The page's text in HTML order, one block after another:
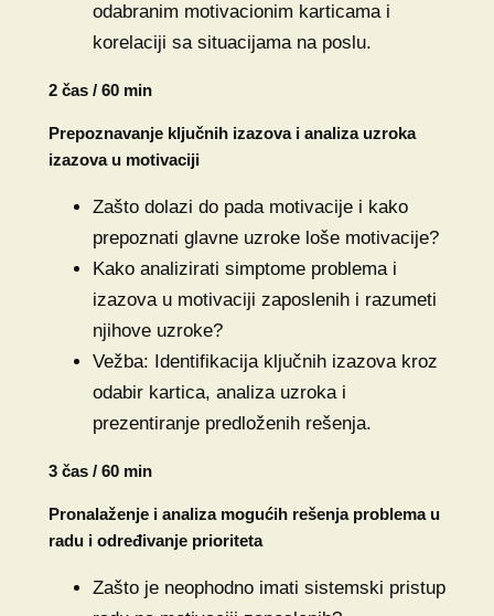
odabranim motivacionim karticama i
korelaciji sa situacijama na poslu.
2 čas / 60 min
Prepoznavanje ključnih izazova i analiza uzroka
izazova u motivaciji
Zašto dolazi do pada motivacije i kako
prepoznati glavne uzroke loše motivacije?
Kako analizirati simptome problema i
izazova u motivaciji zaposlenih i razumeti
njihove uzroke?
Vežba: Identifikacija ključnih izazova kroz
odabir kartica, analiza uzroka i
prezentiranje predloženih rešenja.
3 čas / 60 min
Pronalaženje i analiza mogućih rešenja problema u
radu i određivanje prioriteta
Zašto je neophodno imati sistemski pristup